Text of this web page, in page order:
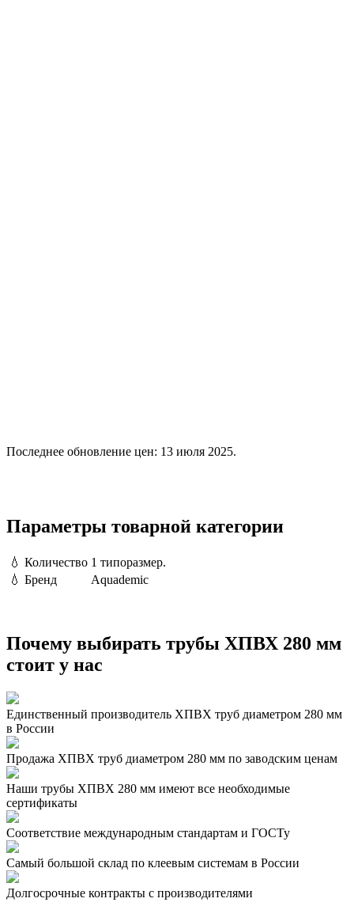
Последнее обновление цен: 13 июля 2025.
Параметры товарной категории
💧 Количество 1 типоразмер.
💧 Бренд Aquademic
Почему выбирать трубы ХПВХ 280 мм
стоит у нас
Единственный производитель ХПВХ труб диаметром 280 мм
в России
Продажа ХПВХ труб диаметром 280 мм по заводским ценам
Наши трубы ХПВХ 280 мм имеют все необходимые
сертификаты
Соответствие международным стандартам и ГОСТу
Самый большой склад по клеевым системам в России
Долгосрочные контракты с производителями